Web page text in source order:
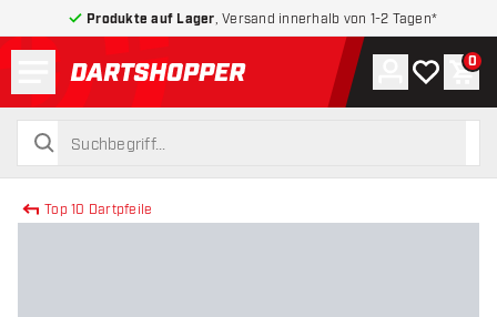
Produkte auf Lager , Versand innerhalb von 1-2 Tagen*
zurück zur Startseite
suchen
suchen
Konto
Meine 0
Top 10 Dartpfeile